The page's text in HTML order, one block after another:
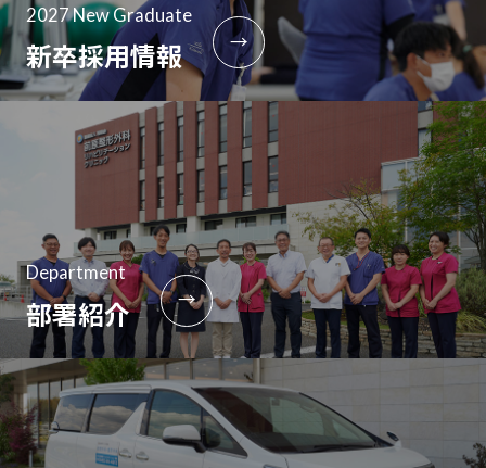
2027 New Graduate
新卒採用情報 →
Department
部署紹介 →